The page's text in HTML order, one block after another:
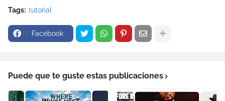
Tags: tutorial
Facebook
Puede que te guste estas publicaciones